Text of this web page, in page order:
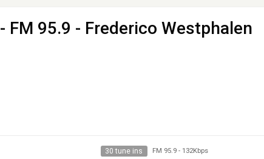
- FM 95.9 - Frederico Westphalen
30 tune ins FM 95.9- 132Kbps